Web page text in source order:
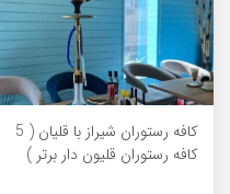
کافه رستوران شیراز با قلیان ( 5
کافه رستوران قلیون دار برتر )